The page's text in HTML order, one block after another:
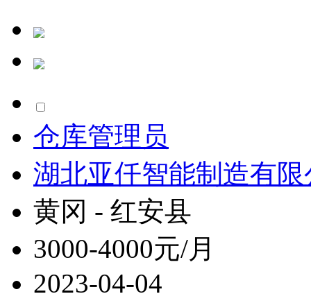
仓库管理员
湖北亚仟智能制造有限
黄冈 - 红安县
3000-4000元/月
2023-04-04